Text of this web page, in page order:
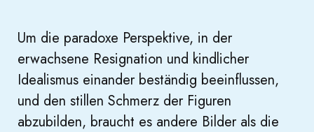
Um die paradoxe Perspektive, in der
erwachsene Resignation und kindlicher
Idealismus einander beständig beeinflussen,
und den stillen Schmerz der Figuren
abzubilden, braucht es andere Bilder als die